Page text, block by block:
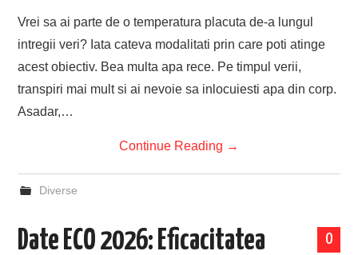
Vrei sa ai parte de o temperatura placuta de-a lungul
intregii veri? Iata cateva modalitati prin care poti atinge
acest obiectiv. Bea multa apa rece. Pe timpul verii,
transpiri mai mult si ai nevoie sa inlocuiesti apa din corp.
Asadar,…
Continue Reading →
Diverse
0
Date ECO 2026: Eficacitatea